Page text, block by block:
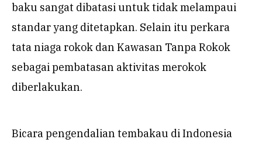
baku sangat dibatasi untuk tidak melampaui
standar yang ditetapkan. Selain itu perkara
tata niaga rokok dan Kawasan Tanpa Rokok
sebagai pembatasan aktivitas merokok
diberlakukan.
Bicara pengendalian tembakau di Indonesia